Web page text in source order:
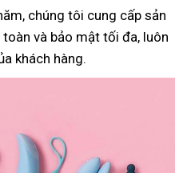
chúng tôi cung cấp sản
và bảo mật tối đa, luôn
khách hàng.